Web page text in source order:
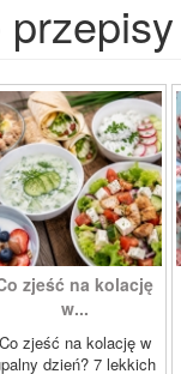
zjeść na kolację
w...
Co zjeść na kolację w
dzień? 7 lekkich